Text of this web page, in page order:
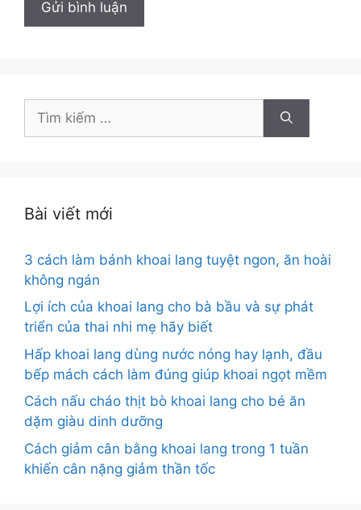
Tìm
kiếm
Bài viết mới
3 cách làm bánh khoai lang tuyệt ngon, ăn hoài
không ngán
Lợi ích của khoai lang cho bà bầu và sự phát
triển của thai nhi mẹ hãy biết
Hấp khoai lang dùng nước nóng hay lạnh, đầu
bếp mách cách làm đúng giúp khoai ngọt mềm
Cách nấu cháo thịt bò khoai lang cho bé ăn
dặm giàu dinh dưỡng
Cách giảm cân bằng khoai lang trong 1 tuần
khiến cân nặng giảm thần tốc